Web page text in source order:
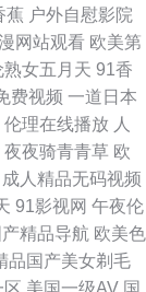
人AV首付 欧美精
男女性生活 91免费
bdsm 91网站入口
综合网在线看 av色
天堂AV 91蜜桃臀在
蕉 户外自慰影院
网站观看 欧美第
熟女五月天 91香
费视频 一道日本
伦理在线播放 人
夜夜骑青青草 欧
成人精品无码视频
91影视网 午夜伦
精品导航 欧美色
品国产美女剃毛
区 美国一级AV 国